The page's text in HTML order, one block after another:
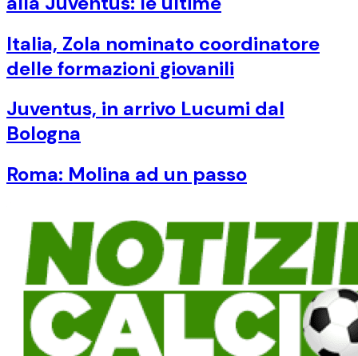
Italia, Zola nominato coordinatore
delle formazioni giovanili
Juventus, in arrivo Lucumi dal
Bologna
Roma: Molina ad un passo